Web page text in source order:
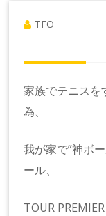
TFO
家族でテニスを
為、
我が家で”神ボ
ール、
TOUR